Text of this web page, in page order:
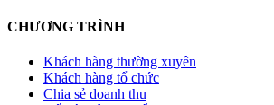
CHƯƠNG TRÌNH
Khách hàng thường xuyên
Khách hàng tổ chức
Chia sẻ doanh thu